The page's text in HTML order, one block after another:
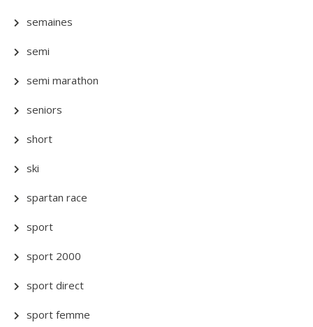
semaines
semi
semi marathon
seniors
short
ski
spartan race
sport
sport 2000
sport direct
sport femme